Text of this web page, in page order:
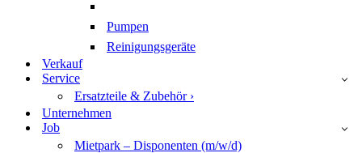
Pumpen
Reinigungsgeräte
Verkauf
Service
Ersatzteile & Zubehör ›
Unternehmen
Job
Mietpark – Disponenten (m/w/d)